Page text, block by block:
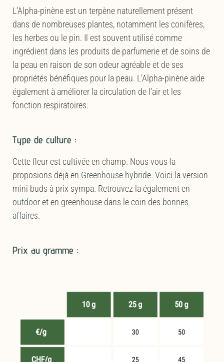
L’Alpha-pinène est un terpène naturellement présent
dans de nombreuses plantes, notamment les conifères,
les herbes ou le pin. Il est souvent utilisé comme
ingrédient dans les produits de parfumerie et de soins de
la peau en raison de son odeur agréable et de ses
propriétés bénéfiques pour la peau. L’Alpha-pinène aide
également à améliorer la circulation de l’air et les
fonction respiratoires.
Type de culture :
Cette fleur est cultivée en champ. Nous vous la
proposions déjà en Greenhouse hybride. Voici la version
mini buds à prix sympa. Retrouvez la également en
outdooret en greenhouse dans le coin des bonnes
affaires.
Prix au gramme :